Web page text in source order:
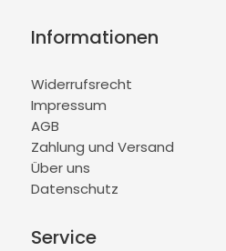
Informationen
Widerrufsrecht
Impressum
AGB
Zahlung und Versand
Über uns
Datenschutz
Service